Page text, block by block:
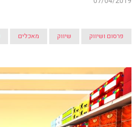
פרסום ושיווק שיווק מאכלים